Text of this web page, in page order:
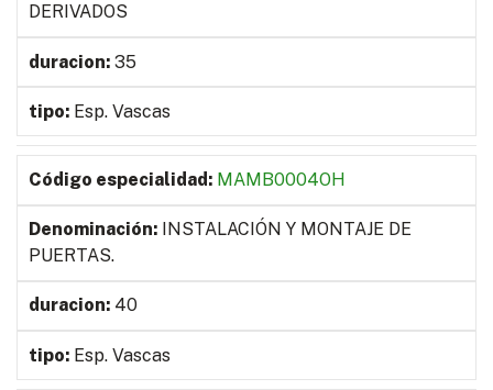
DERIVADOS
35
Esp. Vascas
MAMB0004OH
INSTALACIÓN Y MONTAJE DE
PUERTAS.
40
Esp. Vascas